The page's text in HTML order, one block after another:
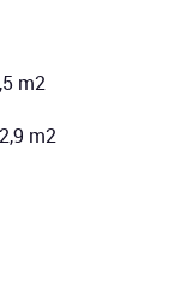
m2
m2